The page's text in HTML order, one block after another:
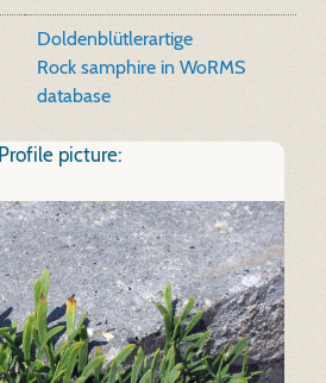
Doldenblütlerartige
Rock samphire in WoRMS
database
Profile picture: